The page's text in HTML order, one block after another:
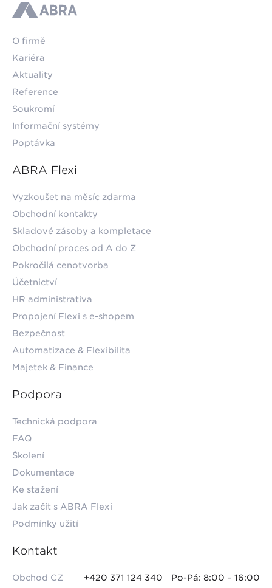
ABRA
O firmě
Kariéra
Aktuality
Reference
Soukromí
Informační systémy
Poptávka
ABRA Flexi
Vyzkoušet na měsíc zdarma
Obchodní kontakty
Skladové zásoby a kompletace
Obchodní proces od A do Z
Pokročilá cenotvorba
Účetnictví
HR administrativa
Propojení Flexi s e-shopem
Bezpečnost
Automatizace & Flexibilita
Majetek & Finance
Podpora
Technická podpora
FAQ
Školení
Dokumentace
Ke stažení
Jak začít s ABRA Flexi
Podmínky užití
Kontakt
Obchod CZ +420 371 124 340 Po-Pá: 8:00 – 16:00